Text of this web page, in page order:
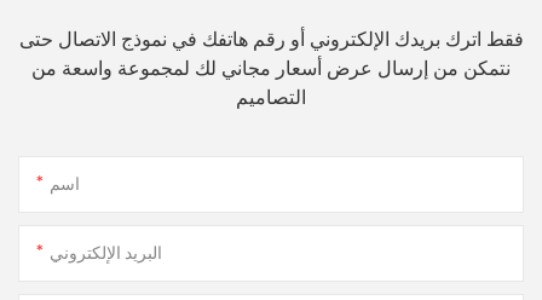
فقط اترك بريدك الإلكتروني أو رقم هاتفك في نموذج الاتصال حتى
نتمكن من إرسال عرض أسعار مجاني لك لمجموعة واسعة من
التصاميم
اسم
البريد الإلكتروني